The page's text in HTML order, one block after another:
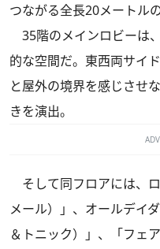
つながる全長20メートル
35階のメインロビーは
的な空間だ。東西両サイ
と屋外の境界を感じさせ
きを演出。
そして同フロアには、
メール）」、オールデイ
＆トニック）」、「フェ